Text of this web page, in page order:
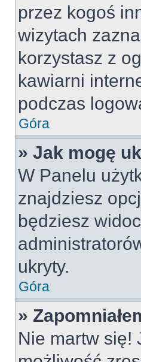
przez kogoś
wizytach
korzystasz z
kawiarni
podczas
Góra
» Jak mogę
W Panelu
znajdziesz
będziesz
ukryty.
Góra
»
Nie martw się!